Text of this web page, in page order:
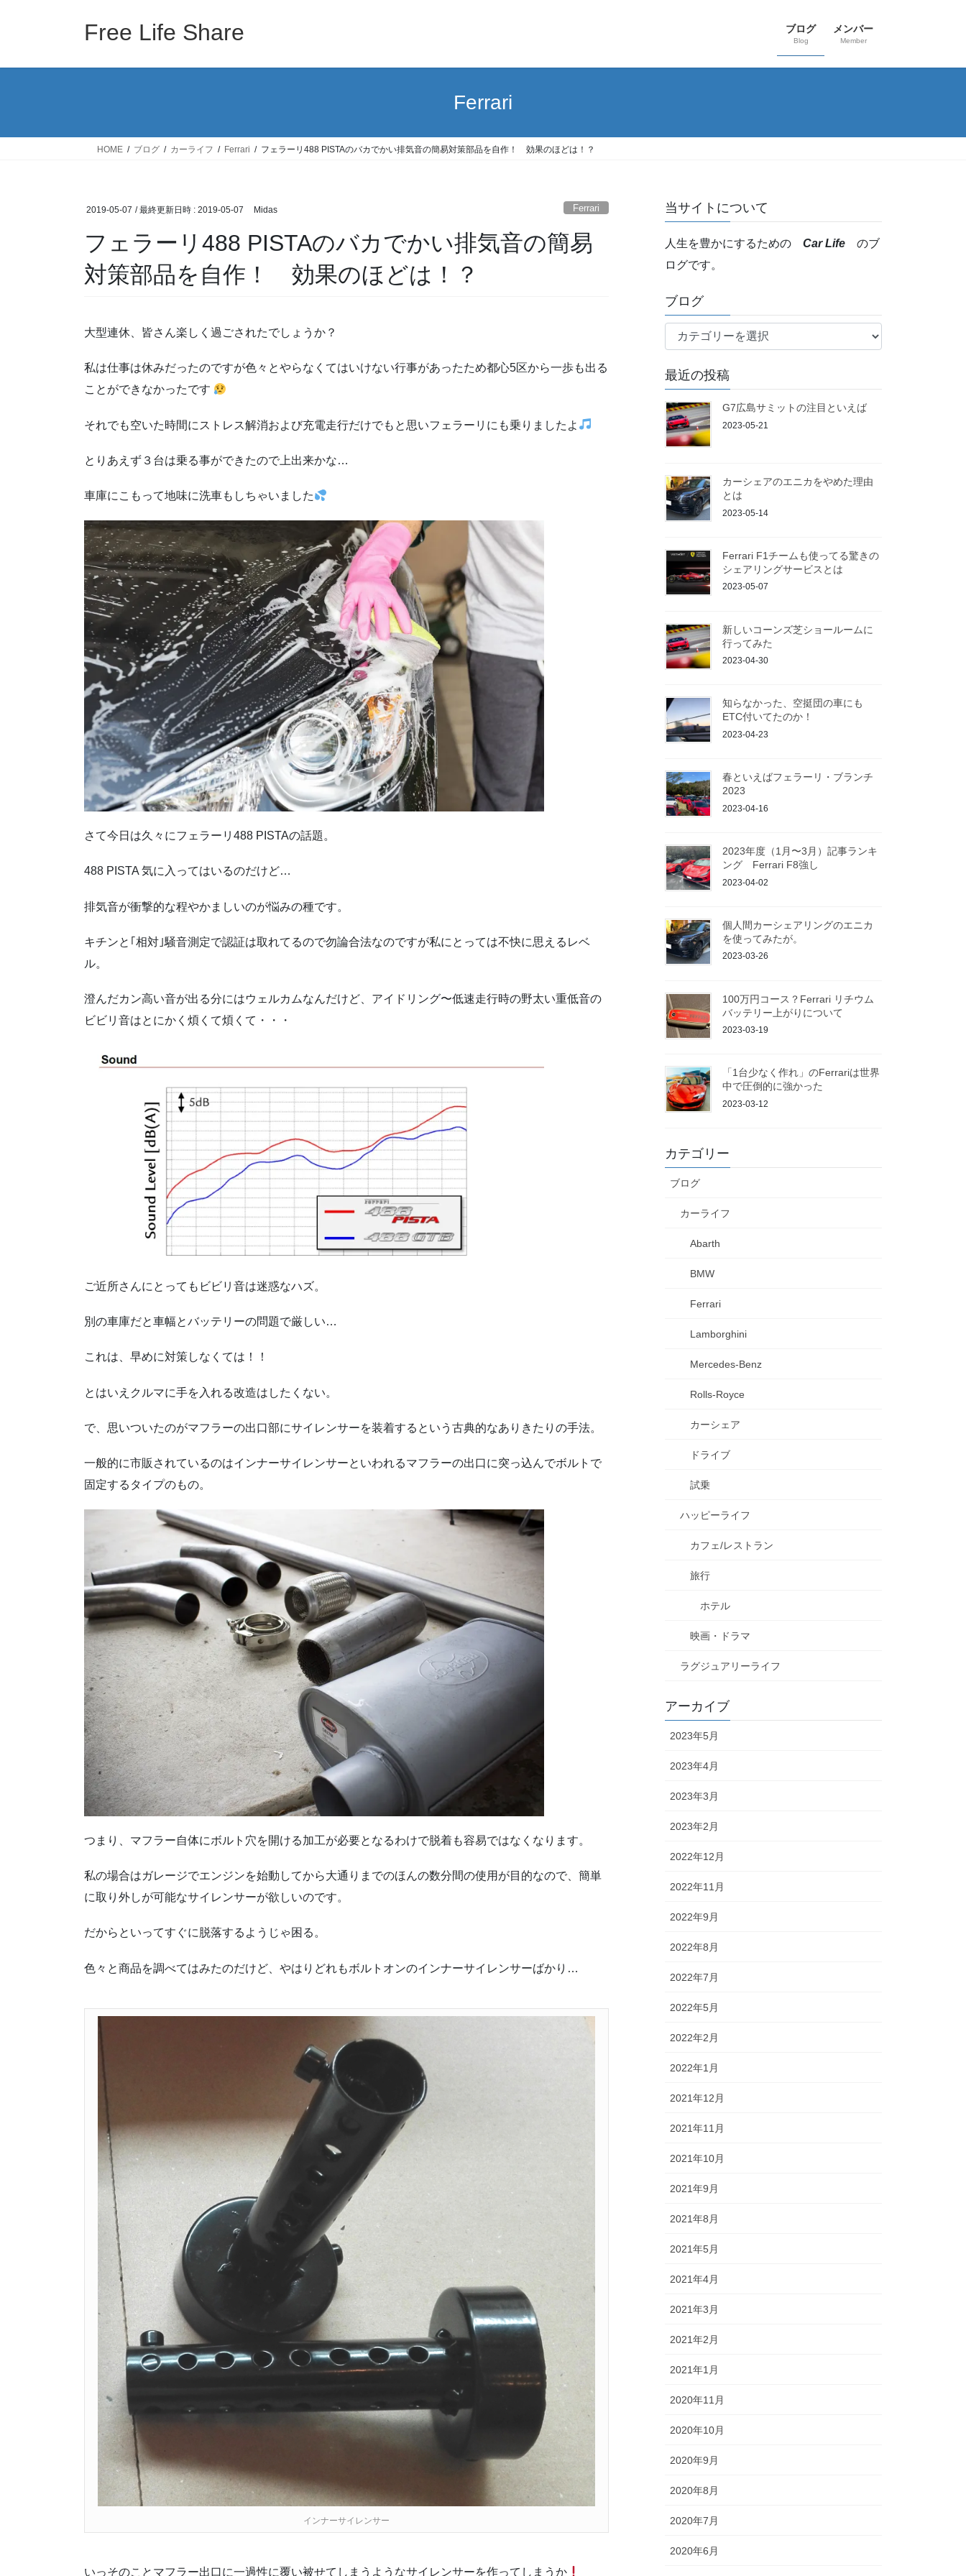
Free Life Share ブログ
Blog
メンバー
Member
Ferrari
HOME ブログ カーライフ Ferrari フェラーリ488 PISTAのバカでかい排気音の簡易対策部品を自作！ 効果のほどは！？
2019-05-07 / 最終更新日時 : 2019-05-07 Midas Ferrari
フェラーリ488 PISTAのバカでかい排気音の簡易
対策部品を自作！ 効果のほどは！？
大型連休、皆さん楽しく過ごされたでしょうか？
私は仕事は休みだったのですが色々とやらなくてはいけない行事があったため都心5区から一歩も出る
ことができなかったです
それでも空いた時間にストレス解消および充電走行だけでもと思いフェラーリにも乗りましたよ
とりあえず３台は乗る事ができたので上出来かな…
車庫にこもって地味に洗車もしちゃいました
さて今日は久々にフェラーリ488 PISTAの話題。
488 PISTA 気に入ってはいるのだけど…
排気音が衝撃的な程やかましいのが悩みの種です。
キチンと｢相対｣騒音測定で認証は取れてるので勿論合法なのですが私にとっては不快に思えるレベ
ル。
澄んだカン高い音が出る分にはウェルカムなんだけど、アイドリング〜低速走行時の野太い重低音の
ビビリ音はとにかく煩くて煩くて・・・
ご近所さんにとってもビビリ音は迷惑なハズ。
別の車庫だと車幅とバッテリーの問題で厳しい…
これは、早めに対策しなくては！！
とはいえクルマに手を入れる改造はしたくない。
で、思いついたのがマフラーの出口部にサイレンサーを装着するという古典的なありきたりの手法。
一般的に市販されているのはインナーサイレンサーといわれるマフラーの出口に突っ込んでボルトで
固定するタイプのもの。
つまり、マフラー自体にボルト穴を開ける加工が必要となるわけで脱着も容易ではなくなります。
私の場合はガレージでエンジンを始動してから大通りまでのほんの数分間の使用が目的なので、簡単
に取り外しが可能なサイレンサーが欲しいのです。
だからといってすぐに脱落するようじゃ困る。
色々と商品を調べてはみたのだけど、やはりどれもボルトオンのインナーサイレンサーばかり…
インナーサイレンサー
いっそのことマフラー出口に一過性に覆い被せてしまうようなサイレンサーを作ってしまうか
当サイトについて
人生を豊かにするためのCar Lifeのブ
ログです。
ブログ
ロ
最近の投稿
G7広島サミットの注目といえば
2023-05-21
カーシェアのエニカをやめた理由
とは
2023-05-14
Ferrari F1チームも使ってる驚きの
シェアリングサービスとは
2023-05-07
新しいコーンズ芝ショールームに
行ってみた
2023-04-30
知らなかった、空挺団の車にも
ETC付いてたのか！
2023-04-23
春といえばフェラーリ・ブランチ
2023
2023-04-16
2023年度（1月〜3月）記事ランキ
ング Ferrari F8強し
2023-04-02
個人間カーシェアリングのエニカ
を使ってみたが。
2023-03-26
100万円コース？Ferrari リチウム
バッテリー上がりについて
2023-03-19
「1台少なく作れ」のFerrariは世界
中で圧倒的に強かった
2023-03-12
カテゴリー
ブログ
カーライフ
Abarth
BMW
Ferrari
Lamborghini
Mercedes-Benz
Rolls-Royce
カーシェア
ドライブ
試乗
ハッピーライフ
カフェ/レストラン
旅行
ホテル
映画・ドラマ
ラグジュアリーライフ
アーカイブ
2023年5月
2023年4月
2023年3月
2023年2月
2022年12月
2022年11月
2022年9月
2022年8月
2022年7月
2022年5月
2022年2月
2022年1月
2021年12月
2021年11月
2021年10月
2021年9月
2021年8月
2021年5月
2021年4月
2021年3月
2021年2月
2021年1月
2020年11月
2020年10月
2020年9月
2020年8月
2020年7月
2020年6月